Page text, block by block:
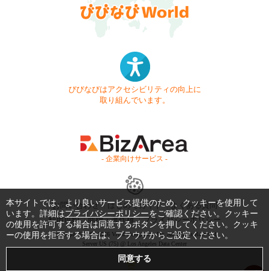
びびなびはアクセシビリティの向上に
取り組んでいます。
- 企業向けサービス -
お問い合わせ はじめてガイド
よくある質問
利用規約
商標・著作権 プライバシーポリシー
Copyright © 1999-2026 Vivid Navigation, Inc. All Rights Reserved.
Server US (75) @ Los Angeles Data Center
本サイトでは、より良いサービス提供のため、クッキーを使用して
います。詳細はプライバシーポリシーをご確認ください。クッキー
の使用を許可する場合は同意するボタンを押してください。クッキ
ーの使用を拒否する場合は、ブラウザからご設定ください。